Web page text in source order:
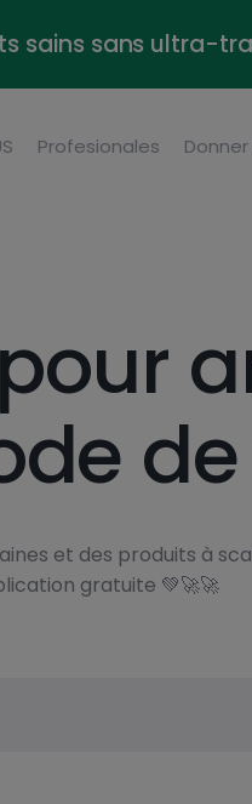
sains sans ultra-
Profesionales Donner
et des produits à
gratuite 💚🚀🚀